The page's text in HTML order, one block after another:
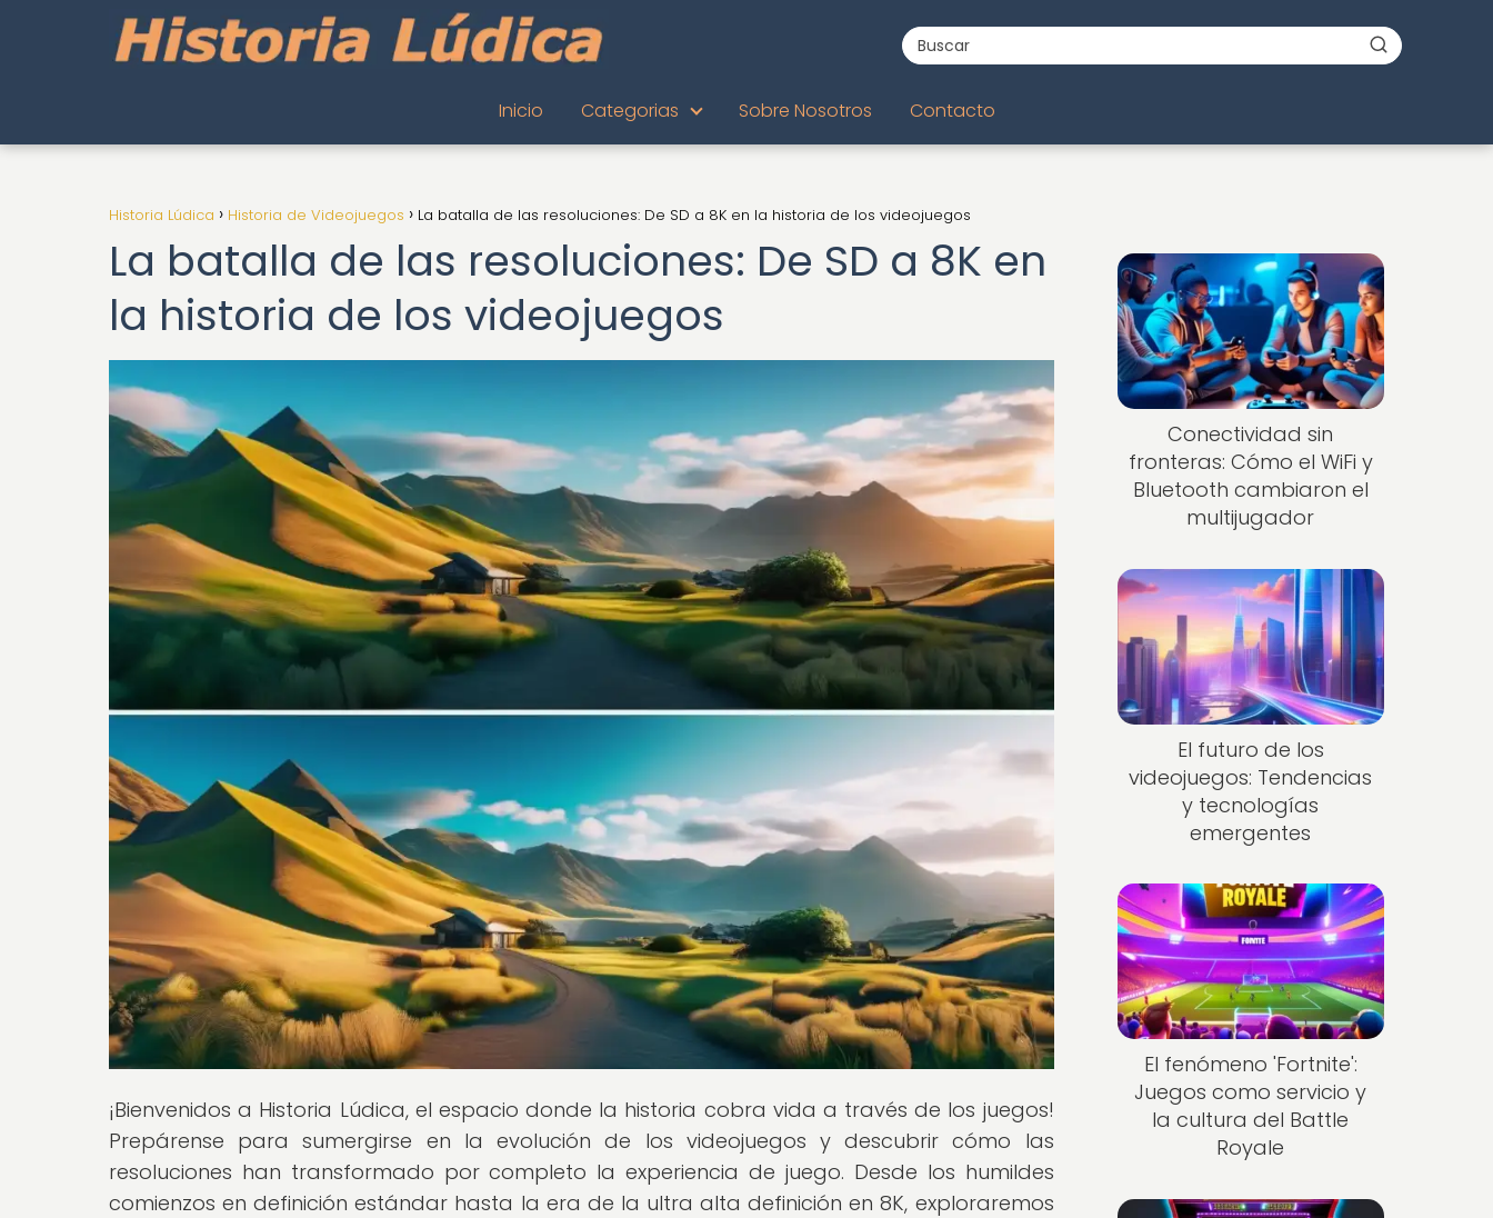
Inicio Categorias Sobre Nosotros Contacto
Historia Lúdica Historia de Videojuegos La batalla de las resoluciones: De SD a 8K en la historia de los videojuegos
La batalla de las resoluciones: De SD a 8K en
la historia de los videojuegos
¡Bienvenidos a Historia Lúdica, el espacio donde la historia cobra vida a través de los juegos!
Prepárense para sumergirse en la evolución de los videojuegos y descubrir cómo las
resoluciones han transformado por completo la experiencia de juego. Desde los humildes
comienzos en definición estándar hasta la era de la ultra alta definición en 8K, exploraremos
Conectividad sin
fronteras: Cómo el WiFi y
Bluetooth cambiaron el
multijugador
El futuro de los
videojuegos: Tendencias
y tecnologías
emergentes
El fenómeno 'Fortnite':
Juegos como servicio y
la cultura del Battle
Royale